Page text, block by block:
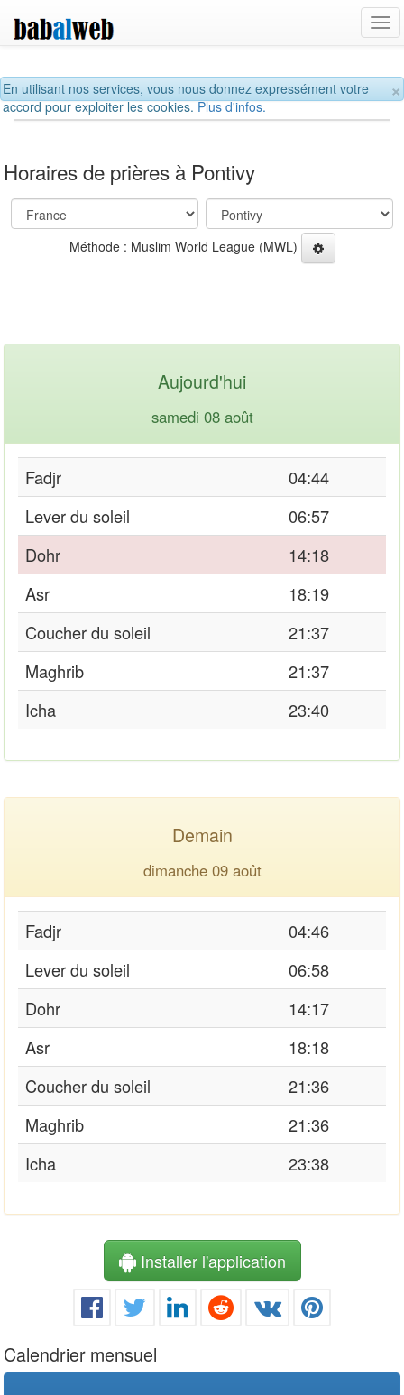
×
En utilisant nos services, vous nous donnez expressément votre
accord pour exploiter les cookies.Plus d'infos.
Horaires de prières à Pontivy
Méthode : Muslim World League (MWL)
Aujourd'hui
samedi 08 août
Fadjr
04:44
Lever du soleil
06:57
Dohr
14:18
Asr
18:19
Coucher du soleil
21:37
Maghrib
21:37
Icha
23:40
Demain
dimanche 09 août
Fadjr
04:46
Lever du soleil
06:58
Dohr
14:17
Asr
18:18
Coucher du soleil
21:36
Maghrib
21:36
Icha
23:38
Installer l'application
Calendrier mensuel